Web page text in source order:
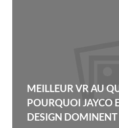
MEILLEUR VR AU
POURQUOI JAYCO
DESIGN DOMINENT